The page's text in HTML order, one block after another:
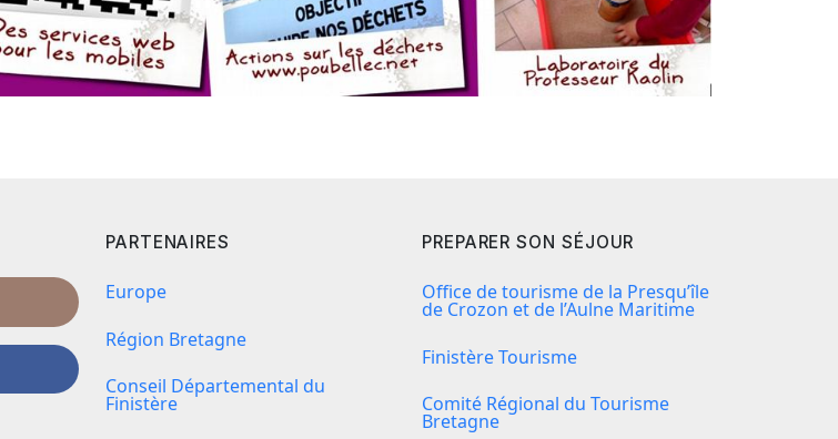
PARTENAIRES
Europe
Région Bretagne
Conseil Départemental du
Finistère
PREPARER SON SÉJOUR
Office de tourisme de la Presqu’île
de Crozon et de l’Aulne Maritime
Finistère Tourisme
Comité Régional du Tourisme
Bretagne